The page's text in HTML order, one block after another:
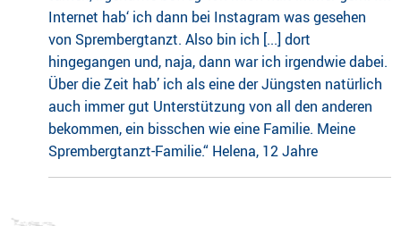
Internet hab‘ ich dann bei Instagram was gesehen
von Sprembergtanzt. Also bin ich [...] dort
hingegangen und, naja, dann war ich irgendwie dabei.
Über die Zeit hab’ ich als eine der Jüngsten natürlich
auch immer gut Unterstützung von all den anderen
bekommen, ein bisschen wie eine Familie. Meine
Sprembergtanzt-Familie.“ Helena, 12 Jahre